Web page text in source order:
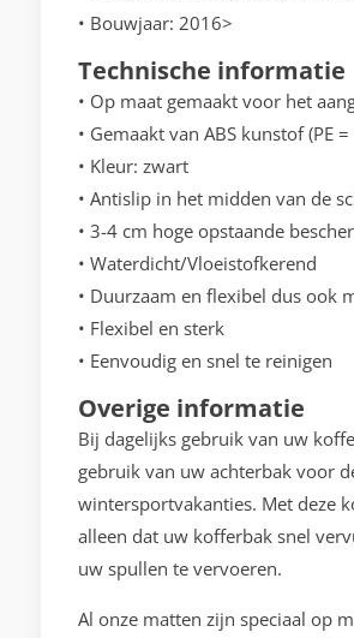
• Bouwjaar: 2016>
Technische informatie
• Op maat gemaakt voor het
• Gemaakt van ABS kunstof (PE
• Kleur: zwart
• Antislip in het midden van de
• 3-4 cm hoge opstaande
• Waterdicht/Vloeistofkerend
• Duurzaam en flexibel dus ook
• Flexibel en sterk
• Eenvoudig en snel te reinigen
Overige informatie
Bij dagelijks gebruik van uw
gebruik van uw achterbak voor
wintersportvakanties. Met deze
alleen dat uw kofferbak snel
uw spullen te vervoeren.
Al onze matten zijn speciaal op